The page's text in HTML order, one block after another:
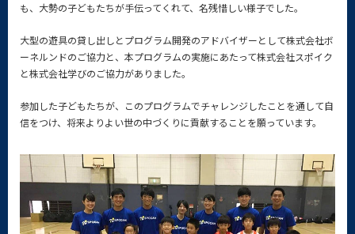
も、大勢の子どもたちが手伝ってくれて、名残惜しい様子でした。
大型の遊具の貸し出しとプログラム開発のアドバイザーとして株式会社ボ
ーネルンドのご協力と、本プログラムの実施にあたって株式会社スポイク
と株式会社学びのご協力がありました。
参加した子どもたちが、このプログラムでチャレンジしたことを通して自
信をつけ、将来よりよい世の中づくりに貢献することを願っています。